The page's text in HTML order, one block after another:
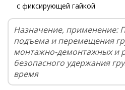
с фиксирующей гайкой
Назначение, применение:
подъема и перемещения
монтажно-демонтажных и
безопасного удержания
время